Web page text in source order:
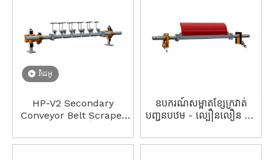
វីដេអូ
HP-V2 Secondary
Conveyor Belt Scraper
Tungsten Carbide ដែល
ឧបករណ៍សម្អាតខ្សែក្រវាត់
បញ្ជូនបឋម - ល្បឿនលឿន ប្រើ
ដំឡើង មិនងាយឆេះ